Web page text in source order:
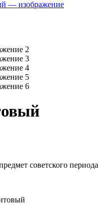
советского периода